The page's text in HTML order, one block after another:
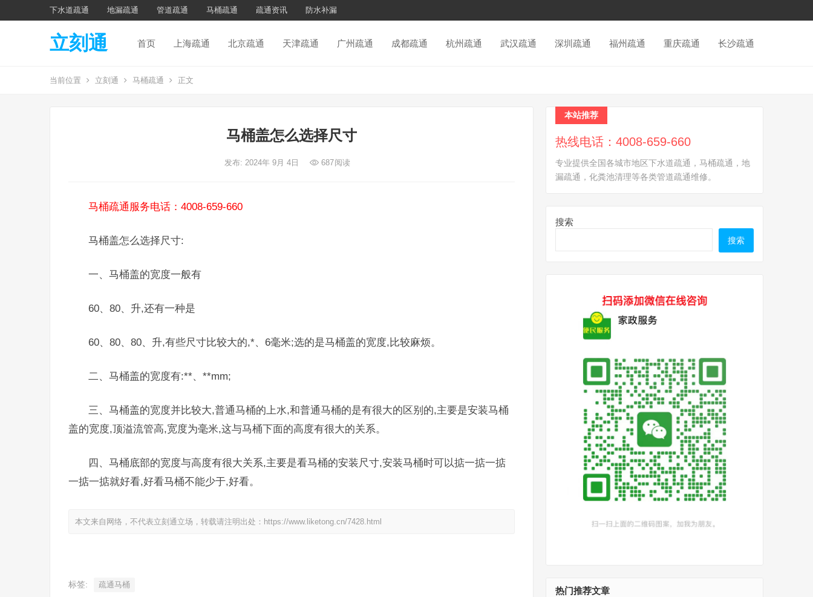
下水道疏通 地漏疏通 管道疏通 马桶疏通 疏通资讯 防水补漏
立刻通 首页 上海疏通 北京疏通 天津疏通 广州疏通 成都疏通 杭州疏通 武汉疏通 深圳疏通 福州疏通 重庆疏通 长沙疏通
当前位置 立刻通 马桶疏通 正文
马桶盖怎么选择尺寸
发布: 2024年 9月 4日 687阅读
马桶疏通服务电话：4008-659-660
马桶盖怎么选择尺寸:
一、马桶盖的宽度一般有
60、80、升,还有一种是
60、80、80、升,有些尺寸比较大的,*、6毫米;选的是马桶盖的宽度,比较麻烦。
二、马桶盖的宽度有:**、**mm;
三、马桶盖的宽度并比较大,普通马桶的上水,和普通马桶的是有很大的区别的,主要是安装马桶
盖的宽度,顶溢流管高,宽度为毫米,这与马桶下面的高度有很大的关系。
四、马桶底部的宽度与高度有很大关系,主要是看马桶的安装尺寸,安装马桶时可以掂一掂一掂
一掂一掂就好看,好看马桶不能少于,好看。
本文来自网络，不代表立刻通立场，转载请注明出处：https://www.liketong.cn/7428.html
标签: 疏通马桶
本站推荐
热线电话：4008-659-660
专业提供全国各城市地区下水道疏通，马桶疏通，地
漏疏通，化粪池清理等各类管道疏通维修。
搜索
搜索
热门推荐文章